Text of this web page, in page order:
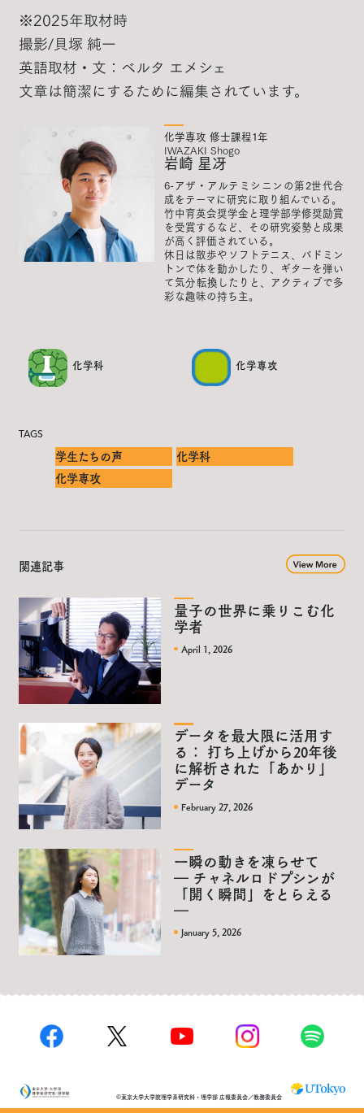
※2025年取材時
撮影/貝塚 純一
英語取材・文：ベルタ エメシェ
文章は簡潔にするために編集されています。
化学専攻 修士課程1年
IWAZAKI Shogo
岩崎 星冴
6-アザ・アルテミシニンの第2世代合
成をテーマに研究に取り組んでいる。
竹中育英会奨学金と理学部学修奨励賞
を受賞するなど、その研究姿勢と成果
が高く評価されている。
休日は散歩やソフトテニス、バドミン
トンで体を動かしたり、ギターを弾い
て気分転換したりと、アクティブで多
彩な趣味の持ち主。
化学科 化学専攻
TAGS
学生たちの声
化学科
化学専攻
関連記事
量子の世界に乗りこむ化
学者
April 1, 2026
データを最大限に活用す
る： 打ち上げから20年後
に解析された「あかり」
データ
February 27, 2026
一瞬の動きを凍らせて
― チャネルロドプシンが
「開く瞬間」をとらえる
―
January 5, 2026
©東京大学大学院理学系研究科・理学部 広報委員会／教務委員会